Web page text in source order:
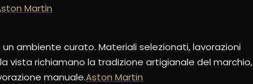
Martin
ambiente curato. Materiali selezionati, lavorazioni
vista richiamano la tradizione artigianale del marchio,
manuale.Aston Martin